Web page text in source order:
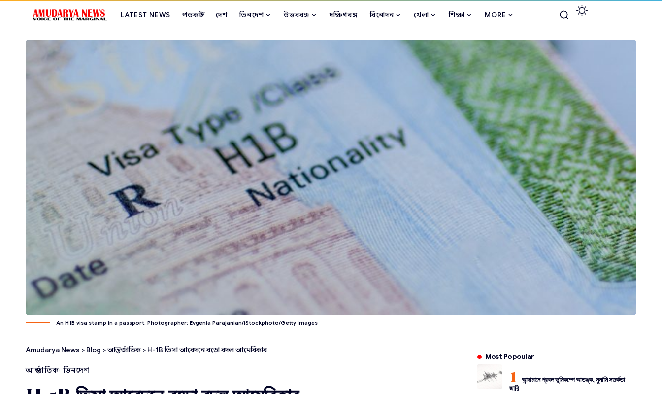
LATEST NEWS পডকাস্ট দেশ ভিনদেশ উত্তরবঙ্গ দক্ষিণবঙ্গ বিনোদন খেলা শিক্ষা MORE
An H1B visa stamp in a passport. Photographer: Evgenia Parajanian/iStockphoto/Getty Images
Amudarya News > Blog >আন্তর্জাতিক> H-1B ভিসা আবেদনে বড়ো বদল আমেরিকার
আন্তর্জাতিক ভিনদেশ
Most Popoular
আন্দামানে প্রবল ভূমিকম্পে আতঙ্ক, সুনামি সতর্কতা
জারি